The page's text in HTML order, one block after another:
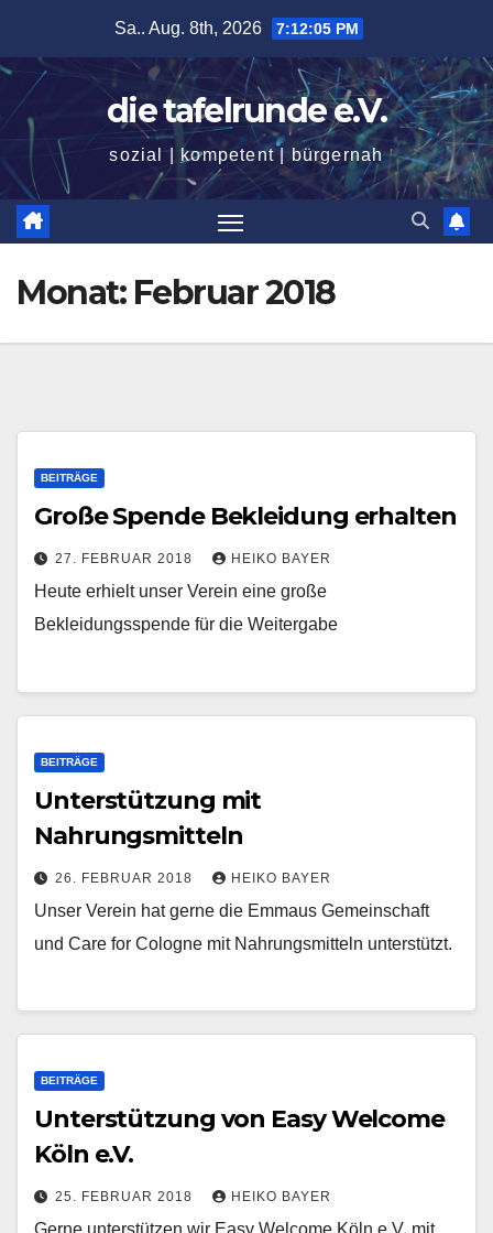
springen
Sa.. Aug. 8th, 2026 7:12:06 PM
die tafelrunde e.V.
sozial | kompetent | bürgernah
Monat: Februar 2018
BEITRÄGE
Große Spende Bekleidung erhalten
27. FEBRUAR 2018 HEIKO BAYER
Heute erhielt unser Verein eine große
Bekleidungsspende für die Weitergabe
BEITRÄGE
Unterstützung mit
Nahrungsmitteln
26. FEBRUAR 2018 HEIKO BAYER
Unser Verein hat gerne die Emmaus Gemeinschaft
und Care for Cologne mit Nahrungsmitteln unterstützt.
BEITRÄGE
Unterstützung von Easy Welcome
Köln e.V.
25. FEBRUAR 2018 HEIKO BAYER
Gerne unterstützen wir Easy Welcome Köln e.V. mit